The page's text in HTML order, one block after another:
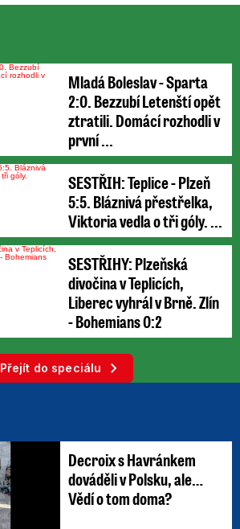
Mladá Boleslav - Sparta
2:0. Bezzubí Letenští opět
ztratili. Domácí rozhodli v
první ...
SESTŘIH: Teplice - Plzeň
5:5. Bláznivá přestřelka,
Viktoria vedla o tři góly. ...
SESTŘIHY: Plzeňská
divočina v Teplicích,
Liberec vyhrál v Brně. Zlín
- Bohemians 0:2
Přejít do speciálu
Decroix s Havránkem
dováděli v Polsku, ale…
Vědí o tom doma?